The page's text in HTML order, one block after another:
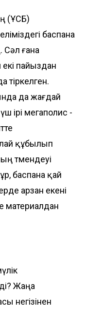
(ҰСБ)
баспана
Сәл ғана
пайыздан
тіркелген.
да жағдай
ірі мегаполис -
құбылып
төмендеуі
баспана қай
арзан екені
материалдан
Жаңа
негізінен